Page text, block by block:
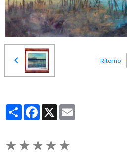
Ritorno
PartagerFacebook
X
★★★★★